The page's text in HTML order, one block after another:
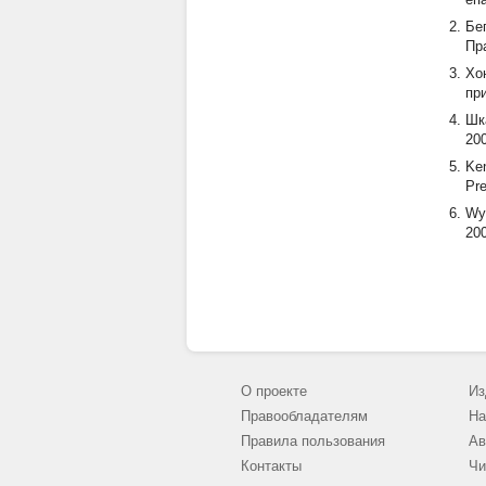
О проекте
Правообладателям
Правила пользования
Контакты